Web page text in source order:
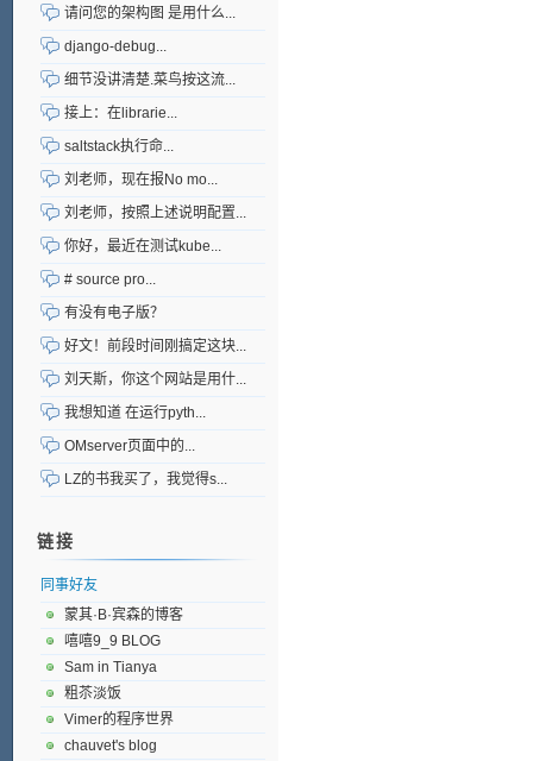
请问您的架构图 是用什么...
django-debug...
细节没讲清楚.菜鸟按这流...
接上：在librarie...
saltstack执行命...
刘老师，现在报No mo...
刘老师，按照上述说明配置...
你好，最近在测试kube...
# source pro...
有没有电子版？
好文！前段时间刚搞定这块...
刘天斯，你这个网站是用什...
我想知道 在运行pyth...
OMserver页面中的...
LZ的书我买了，我觉得s...
链接
同事好友
蒙其·B·宾森的博客
嘻嘻9_9 BLOG
Sam in Tianya
粗苶淡饭
Vimer的程序世界
chauvet's blog